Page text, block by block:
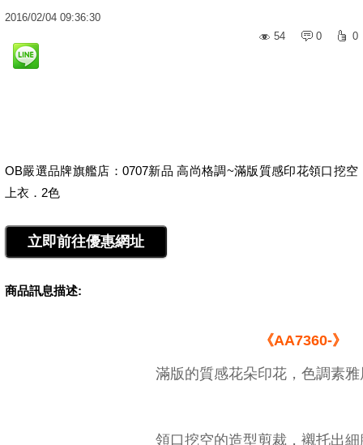
2016/02/04 09:36:30
54
0 0
OB嚴選品牌旗艦店：0707新品 高尚格調~滿版質感印花領口挖空
上衣．2色
商品訊息描述:
《AA7360-》
滿版的質感花朵印花，色調素
領口挖空的造型剪裁，襯托出